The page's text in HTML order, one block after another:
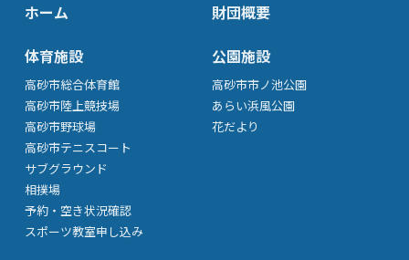
ホーム
財団概要
体育施設
高砂市総合体育館
高砂市陸上競技場
高砂市野球場
高砂市テニスコート
サブグラウンド
相撲場
予約・空き状況確認
スポーツ教室申し込み
公園施設
高砂市市ノ池公園
あらい浜風公園
花だより